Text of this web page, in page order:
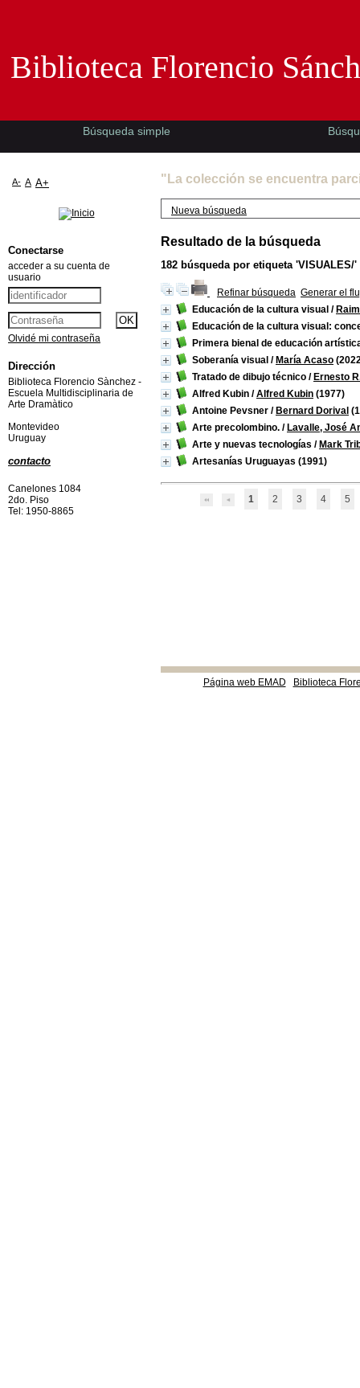
"La colección se encuentra
Nueva búsqueda
Resultado de la búsqueda
182 búsqueda por etiqueta 'VISUALES/'
Refinar búsqueda Generar el
Educación de la cultura visual /
Educación de la cultura visual:
Primera bienal de educación
Soberanía visual / María Acaso
Tratado de dibujo técnico / Ernesto
Alfred Kubin /Alfred Kubin (1977)
Antoine Pevsner / Bernard Dorival
Arte precolombino. / Lavalle, José
Arte y nuevas tecnologías / Mark
Artesanías Uruguayas (1991)
1 2 3 4 5
Página web EMAD Biblioteca
Biblioteca Florencio
Búsqueda simple
A- A A+
Conectarse
acceder a su cuenta de
usuario
Olvidé mi contraseña
Dirección
Biblioteca Florencio Sànchez -
Escuela Multidisciplinaria de
Arte Dramàtico
Montevideo
Uruguay
contacto
Canelones 1084
2do. Piso
Tel: 1950-8865